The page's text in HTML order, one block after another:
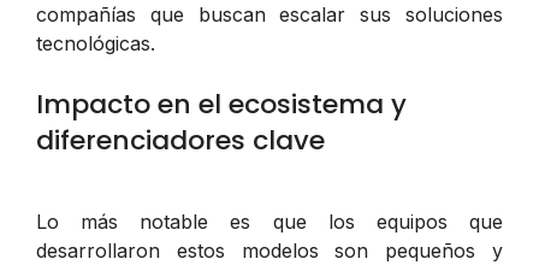
compañías que buscan escalar sus soluciones
tecnológicas.
Impacto en el ecosistema y
diferenciadores clave
Lo más notable es que los equipos que
desarrollaron estos modelos son pequeños y